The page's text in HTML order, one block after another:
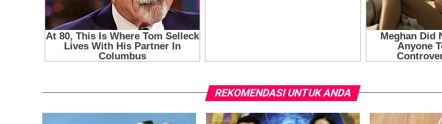
REKOMENDASI UNTUK ANDA